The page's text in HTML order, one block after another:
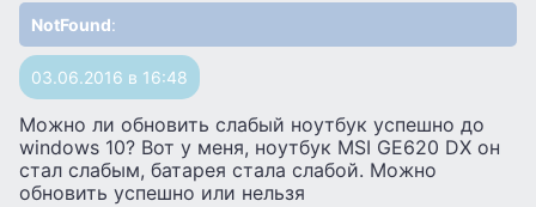
NotFound:
03.06.2016 в 16:48
Можно ли обновить слабый ноутбук успешно до
windows 10? Вот у меня, ноутбук MSI GE620 DX он
стал слабым, батарея стала слабой. Можно
обновить успешно или нельзя